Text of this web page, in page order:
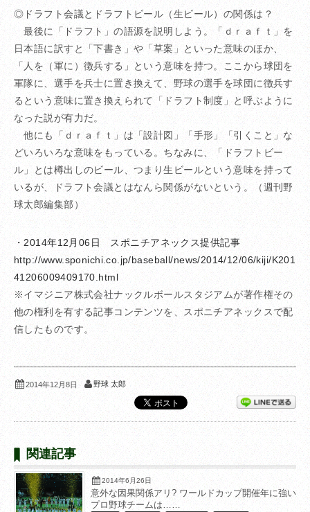
◎ドラフト会議とドラフトビール（生ビール）の関係は？
最後に「ドラフト」の語源を説明しよう。「ｄｒａｆｔ」を
日本語に訳すと「下書き」や「草案」といった意味のほか、
「人を（軍に）徴兵する」という意味を持つ。ここから球団を
軍隊に、選手を兵士に置き換えて、野球の選手を球団に徴兵す
るという意味に置き換えられて「ドラフト制度」と呼ぶように
なった説が有力だ。
他にも「ｄｒａｆｔ」は「設計図」「手形」「引くこと」な
どいろいろな意味をもっている。ちなみに、「ドラフトビー
ル」とは樽出しのビール、つまり生ビールという意味を持って
いるが、ドラフト会議とはなんら関係がないという。（週刊野
球太郎編集部）
・2014年12月06日 スポニチアネックス提供記事
http://www.sponichi.co.jp/baseball/news/2014/12/06/kiji/K201
41206009409170.html
※イマジニア株式会社ナックルボールスタジアムが著作権その
他の権利を有する記事コンテンツを、スポニチアネックスで配
信したものです。
2014年12月8日 野球 太郎
関連記事
2014年6月26日
意外な因果関係アリ? ワールドカップ開催年に強い
プロ野球チームは……